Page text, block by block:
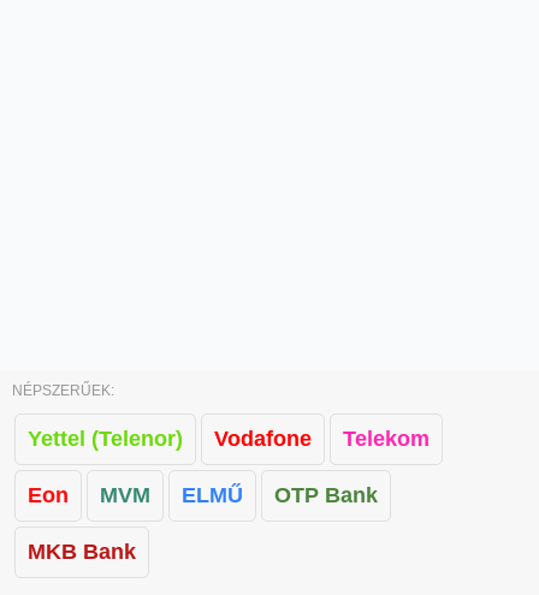
NÉPSZERŰEK:
Yettel (Telenor) Vodafone Telekom
Eon MVM ELMŰ OTP Bank
MKB Bank